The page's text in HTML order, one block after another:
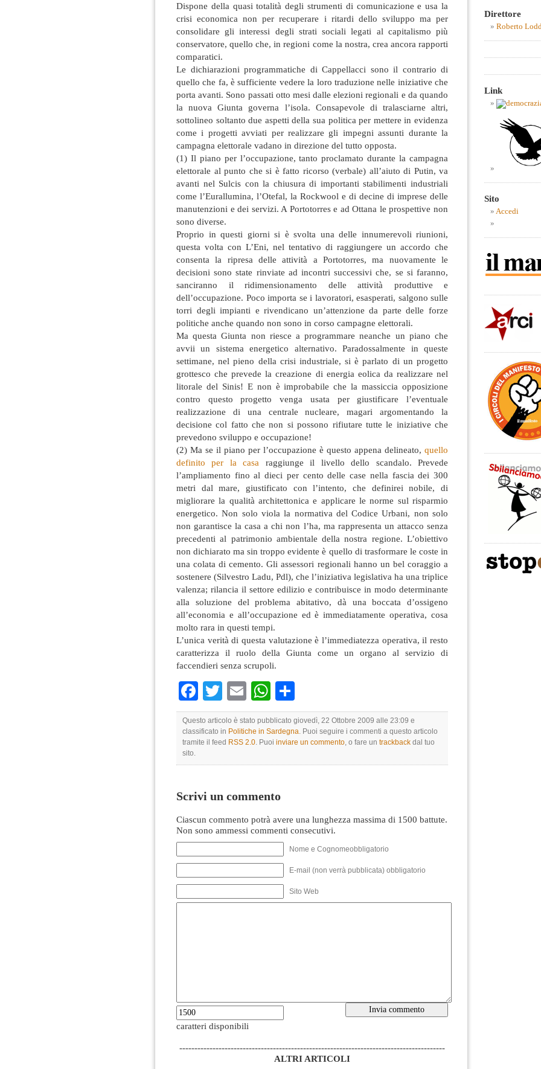
Dispone della quasi totalità degli strumenti di comunicazione e usa la
crisi economica non per recuperare i ritardi dello sviluppo ma per
consolidare gli interessi degli strati sociali legati al capitalismo più
conservatore, quello che, in regioni come la nostra, crea ancora rapporti
comparatici.
Le dichiarazioni programmatiche di Cappellacci sono il contrario di
quello che fa, è sufficiente vedere la loro traduzione nelle iniziative che
porta avanti. Sono passati otto mesi dalle elezioni regionali e da quando
la nuova Giunta governa l’isola. Consapevole di tralasciarne altri,
sottolineo soltanto due aspetti della sua politica per mettere in evidenza
come i progetti avviati per realizzare gli impegni assunti durante la
campagna elettorale vadano in direzione del tutto opposta.
(1) Il piano per l’occupazione, tanto proclamato durante la campagna
elettorale al punto che si è fatto ricorso (verbale) all’aiuto di Putin, va
avanti nel Sulcis con la chiusura di importanti stabilimenti industriali
come l’Eurallumina, l’Otefal, la Rockwool e di decine di imprese delle
manutenzioni e dei servizi. A Portotorres e ad Ottana le prospettive non
sono diverse.
Proprio in questi giorni si è svolta una delle innumerevoli riunioni,
questa volta con L’Eni, nel tentativo di raggiungere un accordo che
consenta la ripresa delle attività a Portotorres, ma nuovamente le
decisioni sono state rinviate ad incontri successivi che, se si faranno,
sanciranno il ridimensionamento delle attività produttive e
dell’occupazione. Poco importa se i lavoratori, esasperati, salgono sulle
torri degli impianti e rivendicano un’attenzione da parte delle forze
politiche anche quando non sono in corso campagne elettorali.
Ma questa Giunta non riesce a programmare neanche un piano che
avvii un sistema energetico alternativo. Paradossalmente in queste
settimane, nel pieno della crisi industriale, si è parlato di un progetto
grottesco che prevede la creazione di energia eolica da realizzare nel
litorale del Sinis! E non è improbabile che la massiccia opposizione
contro questo progetto venga usata per giustificare l’eventuale
realizzazione di una centrale nucleare, magari argomentando la
decisione col fatto che non si possono rifiutare tutte le iniziative che
prevedono sviluppo e occupazione!
(2) Ma se il piano per l’occupazione è questo appena delineato, quello
definito per la casa raggiunge il livello dello scandalo. Prevede
l’ampliamento fino al dieci per cento delle case nella fascia dei 300
metri dal mare, giustificato con l’intento, che definirei nobile, di
migliorare la qualità architettonica e applicare le norme sul risparmio
energetico. Non solo viola la normativa del Codice Urbani, non solo
non garantisce la casa a chi non l’ha, ma rappresenta un attacco senza
precedenti al patrimonio ambientale della nostra regione. L’obiettivo
non dichiarato ma sin troppo evidente è quello di trasformare le coste in
una colata di cemento. Gli assessori regionali hanno un bel coraggio a
sostenere (Silvestro Ladu, Pdl), che l’iniziativa legislativa ha una triplice
valenza; rilancia il settore edilizio e contribuisce in modo determinante
alla soluzione del problema abitativo, dà una boccata d’ossigeno
all’economia e all’occupazione ed è immediatamente operativa, cosa
molto rara in questi tempi.
L’unica verità di questa valutazione è l’immediatezza operativa, il resto
caratterizza il ruolo della Giunta come un organo al servizio di
faccendieri senza scrupoli.
Facebook
TwitterEmailWhatsApp
Questo articolo è stato pubblicato giovedì, 22 Ottobre 2009 alle 23:09 e
classificato in Politiche in Sardegna. Puoi seguire i commenti a questo articolo
tramite il feed RSS 2.0. Puoi inviare un commento, o fare un trackback dal tuo
sito.
Scrivi un commento
Ciascun commento potrà avere una lunghezza massima di 1500 battute.
Non sono ammessi commenti consecutivi.
Nome e Cognomeobbligatorio
E-mail (non verrà pubblicata) obbligatorio
Sito Web
caratteri disponibili
----------------------------------------------------------------------------------------
ALTRI ARTICOLI
Direttore
Roberto
Link
Sito
Accedi